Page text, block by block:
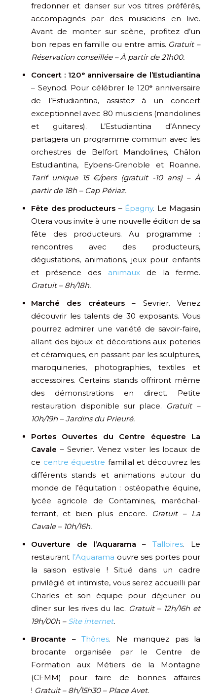
fredonner et danser sur vos titres préférés,
accompagnés par des musiciens en live.
Avant de monter sur scène, profitez d’un
bon repas en famille ou entre amis. Gratuit –
Réservation conseillée – À partir de 21h00.
Concert : 120ᵉ anniversaire de l’Estudiantina
– Seynod. Pour célébrer le 120ᵉ anniversaire
de l’Estudiantina, assistez à un concert
exceptionnel avec 80 musiciens (mandolines
et guitares). L’Estudiantina d’Annecy
partagera un programme commun avec les
orchestres de Belfort Mandolines, Châlon
Estudiantina, Eybens-Grenoble et Roanne.
Tarif unique 15 €/pers (gratuit -10 ans) – À
partir de 18h – Cap Périaz.
Fête des producteurs – Épagny. Le Magasin
Otera vous invite à une nouvelle édition de sa
fête des producteurs. Au programme :
rencontres avec des producteurs,
dégustations, animations, jeux pour enfants
et présence des animauxde la ferme.
Gratuit – 8h/18h.
Marché des créateurs– Sevrier. Venez
découvrir les talents de 30 exposants. Vous
pourrez admirer une variété de savoir-faire,
allant des bijoux et décorations aux poteries
et céramiques, en passant par les sculptures,
maroquineries, photographies, textiles et
accessoires. Certains stands offriront même
des démonstrations en direct. Petite
restauration disponible sur place. Gratuit –
10h/19h – Jardins du Prieuré.
Portes Ouvertes du Centre équestre La
Cavale – Sevrier. Venez visiter les locaux de
ce centre équestre familial et découvrez les
différents stands et animations autour du
monde de l’équitation : ostéopathie équine,
lycée agricole de Contamines, maréchal-
ferrant, et bien plus encore.
Gratuit – La
Cavale – 10h/16h.
Ouverture de l’Aquarama –Talloires. Le
restaurant l’Aquarama ouvre ses portes pour
la saison estivale ! Situé dans un cadre
privilégié et intimiste, vous serez accueilli par
Charles et son équipe pour déjeuner ou
dîner sur les rives du lac. Gratuit – 12h/16h et
19h/00h – Site internet.
Brocante – Thônes. Ne manquez pas la
brocante organisée par le Centre de
Formation aux Métiers de la Montagne
(CFMM) pour faire de bonnes affaires
! Gratuit – 8h/15h30 – Place Avet.